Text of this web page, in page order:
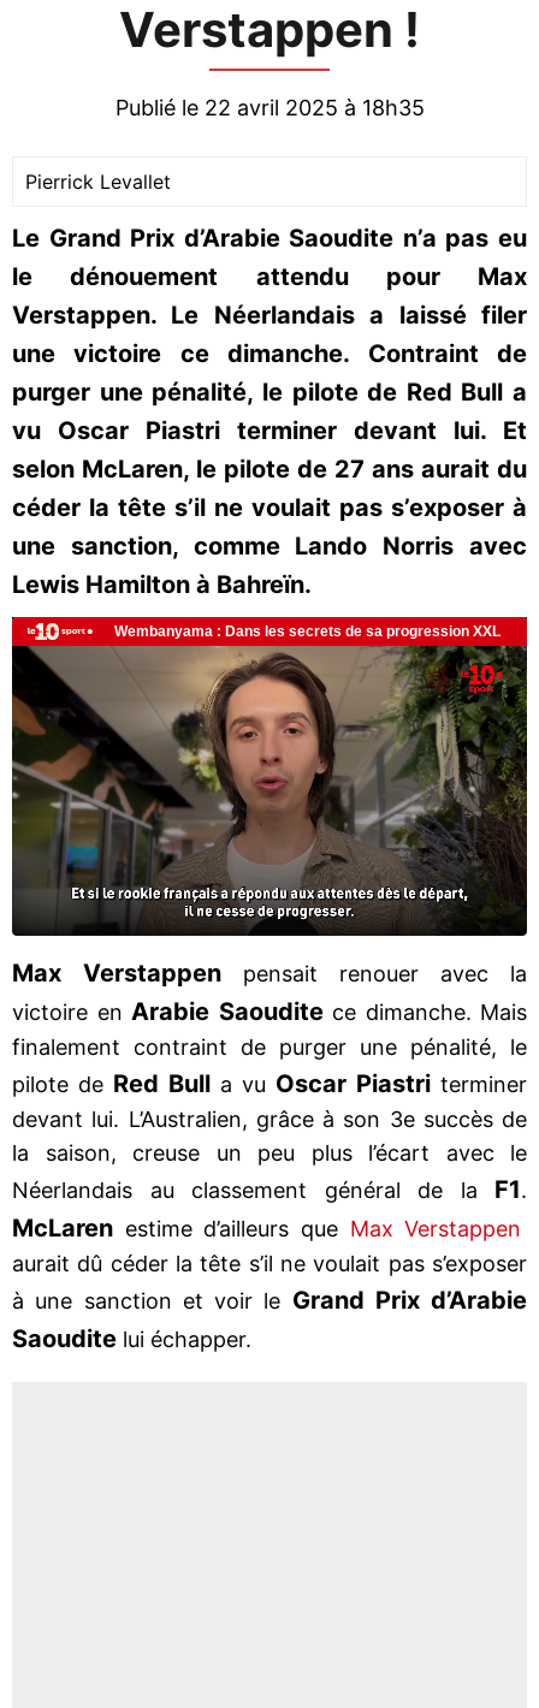
Verstappen !
Publié le 22 avril 2025 à 18h35
Pierrick Levallet
Le Grand Prix d’Arabie Saoudite n’a pas eu
le dénouement attendu pour Max
Verstappen. Le Néerlandais a laissé filer
une victoire ce dimanche. Contraint de
purger une pénalité, le pilote de Red Bull a
vu Oscar Piastri terminer devant lui. Et
selon McLaren, le pilote de 27 ans aurait du
céder la tête s’il ne voulait pas s’exposer à
une sanction, comme Lando Norris avec
Lewis Hamilton à Bahreïn.
Max Verstappen pensait renouer avec la
victoire en Arabie Saouditece dimanche. Mais
finalement contraint de purger une pénalité, le
pilote de Red Bull a vu Oscar Piastri terminer
devant lui. L’Australien, grâce à son 3e succès de
la saison, creuse un peu plus l’écart avec le
Néerlandais au classement général de la F1.
McLaren estime d’ailleurs que Max Verstappen
aurait dû céder la tête s’il ne voulait pas s’exposer
à une sanction et voir le Grand Prix d’Arabie
Saoudite lui échapper.